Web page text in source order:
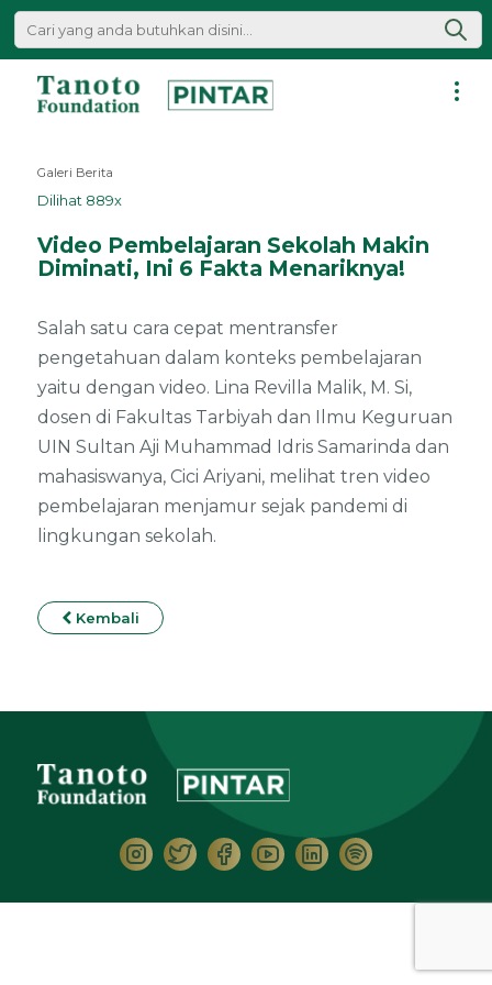
Lewati
|
Tanoto
Galeri Berita
Dilihat 889x
Video Pembelajaran Sekolah Makin
Diminati, Ini 6 Fakta Menariknya!
Salah satu cara cepat mentransfer
pengetahuan dalam konteks pembelajaran
yaitu dengan video. Lina Revilla Malik, M. Si,
dosen di Fakultas Tarbiyah dan Ilmu Keguruan
UIN Sultan Aji Muhammad Idris Samarinda dan
mahasiswanya, Cici Ariyani, melihat tren video
pembelajaran menjamur sejak pandemi di
lingkungan sekolah.
Kembali